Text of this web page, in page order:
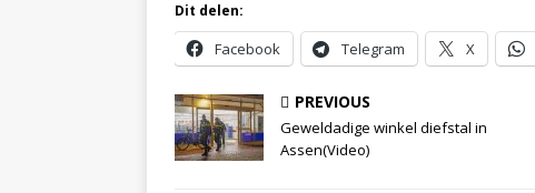
Dit delen:
Facebook Telegram X
PREVIOUS
Geweldadige winkel diefstal in
Assen(Video)